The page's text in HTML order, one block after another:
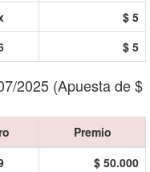
$ 5
$ 5
2025 (Apuesta de $
Premio
$ 50.000